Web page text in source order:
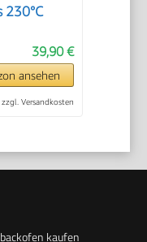
230°C
39,90 €
ansehen
Versandkosten
kaufen